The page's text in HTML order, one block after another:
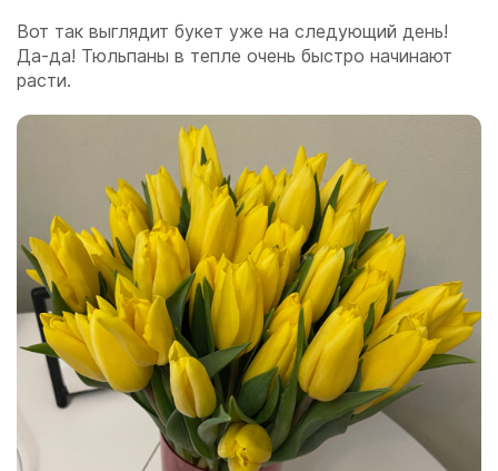
Вот так выглядит букет уже на следующий день!
Да-да! Тюльпаны в тепле очень быстро начинают
расти.